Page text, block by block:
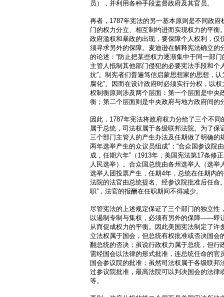
员），并利用各种手段监督政府及其官员。
再者，1787年宪法的另一基本原则是不同政
门的权力分立、相互制约进而实现权力的平衡
政府滥权和暴政的出现，要保障个人权利，仅
须寻求另外的保障。麦迪逊在解释宪法确立的
的论述：“防止把某些权力逐渐集中于同一部
主管人抵制其他部门侵犯的必要宪法手段和
抗”。制宪者们普遍笃信启蒙思想家的思想，
腐化”。因而在设计政府时必须实行分权，以
权制衡原则涉及两个层面：第一个层面是中央
衡；第二个层面则是中央政府与地方政府间的
因此，1787年宪法将政府权力分给了三个不
属于总统，司法权属于各级联邦法院。为了保
三个部门主管人的产生办法及任期做了明确的
两年选举产生的众议员组成”；“合众国参议院
成，任期六年”（1913年，美国宪法第17条修
人民选举）。合众国总统由各州选举人（选举
选举人团投票产生，任期4年，总统在任期内
法院的法官由总统提名、经参议院批准后任命
职”，法官的报酬在任职期间不得减少。
尽管宪法的上述规定保证了三个部门的独立性
以遏制专制与集权，必须有另外的保障——即
从而促成权力的平衡。因此美国宪法制定了许
立法权属于国会，但总统有权批准或否决国会
翻总统的否决；虽说行政权力属于总统，但行
需经国会以法律的形式批准，连总统任命的官
国会参议院的批准；虽然司法权属于各级联邦
过参议院批准，最高法院可以判决国会的法律
等。